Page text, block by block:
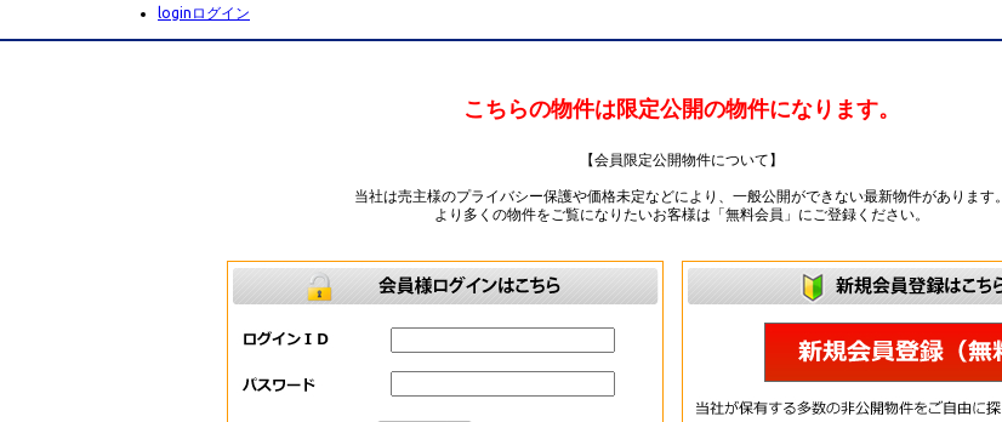
login ログイン
こちらの物件は限定公開の物件になります。
【会員限定公開物件について】
当社は売主様のプライバシー保護や価格未定などにより、一般公開ができない最新物件があります。
より多くの物件をご覧になりたいお客様は「無料会員」にご登録ください。